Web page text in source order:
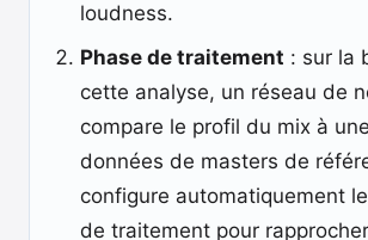
loudness.
Phase de traitement : sur la
cette analyse, un réseau de
compare le profil du mix à
données de masters de
configure automatiquement
de traitement pour